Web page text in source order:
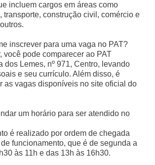
incluem cargos em áreas como
transporte, construção civil, comércio e
inscrever para uma vaga no PAT?
você pode comparecer ao PAT
dos Lemes, nº 971, Centro, levando
e seu currículo. Além disso, é
as vagas disponíveis no site oficial do
um horário para ser atendido no
é realizado por ordem de chegada
funcionamento, que é de segunda a
às 11h e das 13h às 16h30.